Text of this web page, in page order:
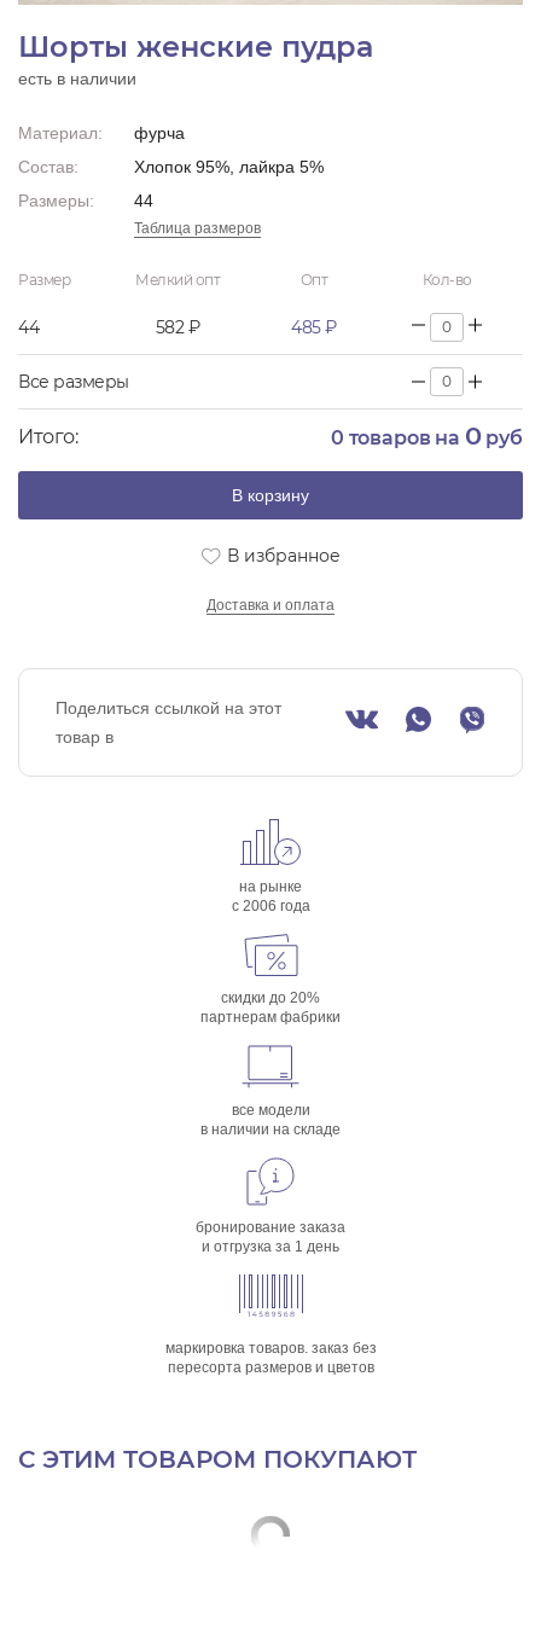
Шорты женские пудра
есть в наличии
Материал:
фурча
Состав:
Хлопок 95%, лайкра 5%
Размеры:
44
Таблица размеров
Размер Мелкий опт Опт Кол-во
44 582 ₽ 485 ₽
Все размеры
Итого: 0 товаров на 0руб
В корзину
В избранное
Доставка и оплата
Поделиться ссылкой на этот
товар в
на рынке
с 2006 года
скидки до 20%
партнерам фабрики
все модели
в наличии на складе
бронирование заказа
и отгрузка за 1 день
маркировка товаров. заказ без
пересорта размеров и цветов
С ЭТИМ ТОВАРОМ ПОКУПАЮТ